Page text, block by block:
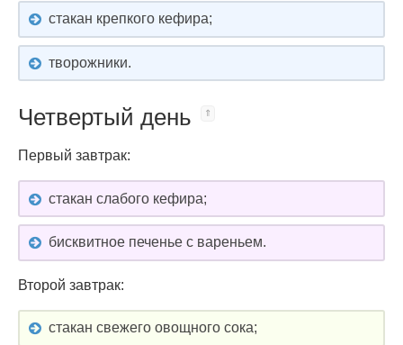
стакан крепкого кефира;
творожники.
Четвертый день
Первый завтрак:
стакан слабого кефира;
бисквитное печенье с вареньем.
Второй завтрак:
стакан свежего овощного сока;